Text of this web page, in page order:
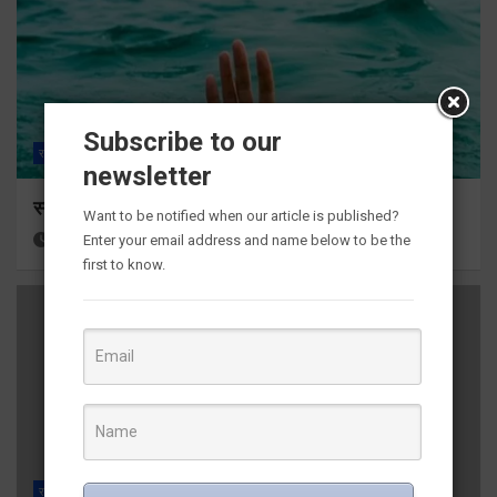
राज्य ALL हरिद्वार
स्नान के दौरान कांवडिया तेज बहाव की चपेट में आकर बहा
17 hours ago Viri Gairola
राज्य
Subscribe to our
newsletter
Want to be notified when our article is published?
Enter your email address and name below to be the
first to know.